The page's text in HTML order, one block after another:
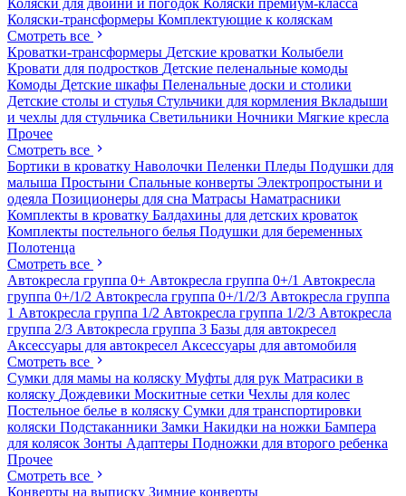
Коляски для двойни и погодок Коляски премиум-класса
Коляски-трансформеры Комплектующие к коляскам
Смотреть все
Кроватки-трансформеры Детские кроватки Колыбели
Кровати для подростков Детские пеленальные комоды
Комоды Детские шкафы Пеленальные доски и столики
Детские столы и стулья Стульчики для кормления Вкладыши
и чехлы для стульчика Светильники Ночники Мягкие кресла
Прочее
Смотреть все
Бортики в кроватку Наволочки Пеленки Пледы Подушки для
малыша Простыни Спальные конверты Электропростыни и
одеяла Позиционеры для сна Матрасы Наматрасники
Комплекты в кроватку Балдахины для детских кроваток
Комплекты постельного белья Подушки для беременных
Полотенца
Смотреть все
Автокресла группа 0+ Автокресла группа 0+/1 Автокресла
группа 0+/1/2 Автокресла группа 0+/1/2/3 Автокресла группа
1 Автокресла группа 1/2 Автокресла группа 1/2/3 Автокресла
группа 2/3 Автокресла группа 3 Базы для автокресел
Аксессуары для автокресел Аксессуары для автомобиля
Смотреть все
Сумки для мамы на коляску Муфты для рук Матрасики в
коляску Дождевики Москитные сетки Чехлы для колес
Постельное белье в коляску Сумки для транспортировки
коляски Подстаканники Замки Накидки на ножки Бампера
для колясок Зонты Адаптеры Подножки для второго ребенка
Прочее
Смотреть все
Конверты на выписку Зимние конверты